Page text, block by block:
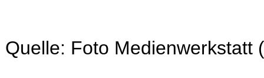
Quelle: Foto Medienwerkstatt